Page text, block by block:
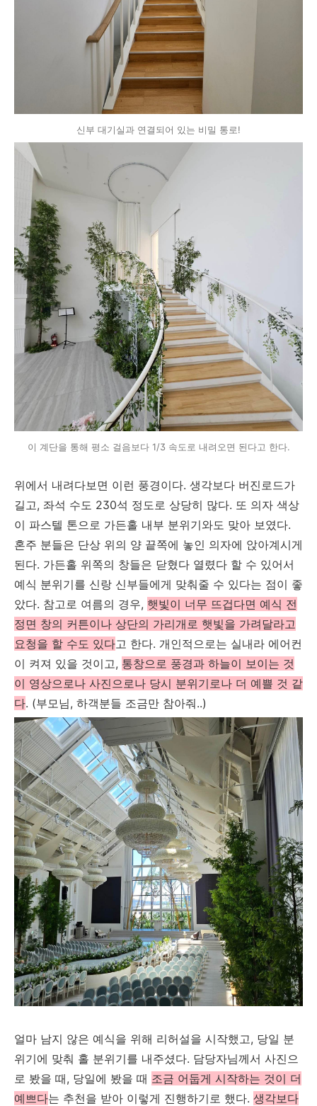
신부 대기실과 연결되어 있는 비밀 통로!
이 계단을 통해 평소 걸음보다 1/3 속도로 내려오면 된다고 한다.
위에서 내려다보면 이런 풍경이다. 생각보다 버진로드가
길고, 좌석 수도 230석 정도로 상당히 많다. 또 의자 색상
이 파스텔 톤으로 가든홀 내부 분위기와도 맞아 보였다.
혼주 분들은 단상 위의 양 끝쪽에 놓인 의자에 앉아계시게
된다. 가든홀 위쪽의 창들은 닫혔다 열렸다 할 수 있어서
예식 분위기를 신랑 신부들에게 맞춰줄 수 있다는 점이 좋
았다. 참고로 여름의 경우, 햇빛이 너무 뜨겁다면 예식 전
정면 창의 커튼이나 상단의 가리개로 햇빛을 가려달라고
요청을 할 수도 있다고 한다. 개인적으로는 실내라 에어컨
이 켜져 있을 것이고, 통창으로 풍경과 하늘이 보이는 것
이 영상으로나 사진으로나 당시 분위기로나 더 예쁠 것 같
다. (부모님, 하객분들 조금만 참아줘..)
얼마 남지 않은 예식을 위해 리허설을 시작했고, 당일 분
위기에 맞춰 홀 분위기를 내주셨다. 담당자님께서 사진으
로 봤을 때, 당일에 봤을 때 조금 어둡게 시작하는 것이 더
예쁘다는 추천을 받아 이렇게 진행하기로 했다. 생각보다